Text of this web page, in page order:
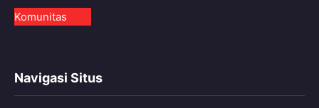
Komunitas
Navigasi Situs